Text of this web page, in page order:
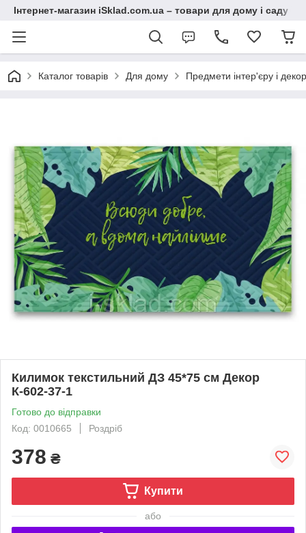
Інтернет-магазин iSklad.com.ua – товари для дому і саду
Каталог товарів Для дому Предмети інтер'єру і
Килимок текстильний ДЗ 45*75 см Декор
К-602-37-1
Готово до відправки
Код: 0010665
Роздріб
378 ₴
Купити
або